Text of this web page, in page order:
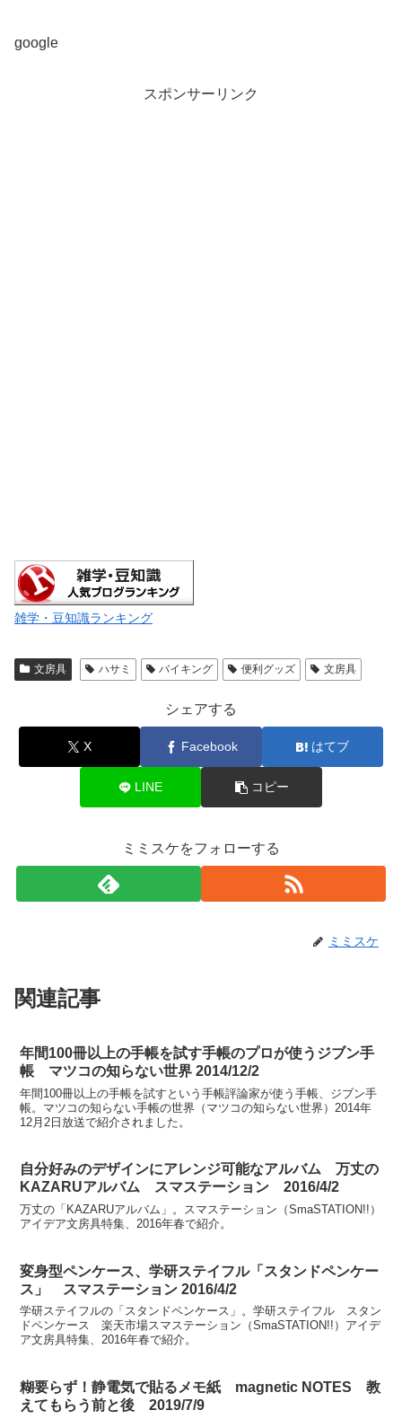
google
スポンサーリンク
雑学・豆知識ランキング
文房具 ハサミ バイキング 便利グッズ 文房具
シェアする
X Facebook はてブ
LINE コピー
ミミスケをフォローする
ミミスケ
関連記事
年間100冊以上の手帳を試す手帳のプロが使うジブン手
帳 マツコの知らない世界 2014/12/2
年間100冊以上の手帳を試すという手帳評論家が使う手帳、ジブン手
帳。マツコの知らない手帳の世界（マツコの知らない世界）2014年
12月2日放送で紹介されました。
自分好みのデザインにアレンジ可能なアルバム 万丈の
KAZARUアルバム スマステーション 2016/4/2
万丈の「KAZARUアルバム」。スマステーション（SmaSTATION!!）
アイデア文房具特集、2016年春で紹介。
変身型ペンケース、学研ステイフル「スタンドペンケー
ス」 スマステーション 2016/4/2
学研ステイフルの「スタンドペンケース」。学研ステイフル スタン
ドペンケース 楽天市場スマステーション（SmaSTATION!!）アイデ
ア文房具特集、2016年春で紹介。
糊要らず！静電気で貼るメモ紙 magnetic NOTES 教
えてもらう前と後 2019/7/9